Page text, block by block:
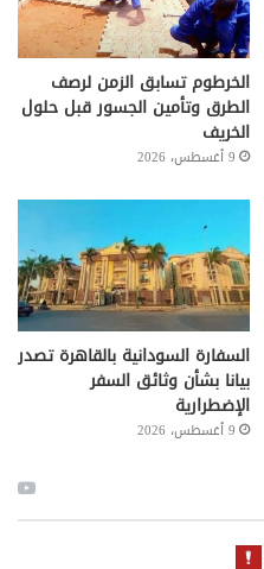
الخرطوم تسابق الزمن لرصف
الطرق وتأمين الجسور قبل حلول
الخريف
9 أغسطس، 2026
السفارة السودانية بالقاهرة تصدر
بيانا بشأن وثائق السفر
الإضطرارية
9 أغسطس، 2026